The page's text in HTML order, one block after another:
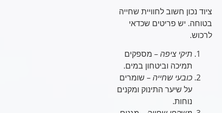
ציוד נכון חשוב לחוויית שחייה
בטוחה. יש פריטים שכדאי
לרכוש.
תיקי ציפה– מספקים
תמיכה וביטחון במים.
כובעי שחייה– שומרים
על שיער התינוק ומקנים
נוחות.